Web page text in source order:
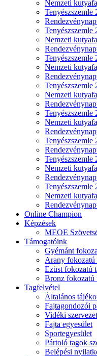
Nemzeti
Tenyészszemle
Tenyészszemle
Nemzeti
Tenyészszemle
Nemzeti
Tenyészszemle
Nemzeti
Tenyészszemle
Nemzeti
Tenyészszemle
Tenyészszemle
Nemzeti
Tenyészszemle
Nemzeti
Online Champion
Képzések
MEOE
Támogatóink
Gyémánt
Arany fokozatú
Ezüst fokozatú
Bronz fokozatú
Tagfelvétel
Általános
Fajtagondozói
Vidéki szervezet
Fajta egyesület
Sportegyesület
Pártoló tagok
Belépési